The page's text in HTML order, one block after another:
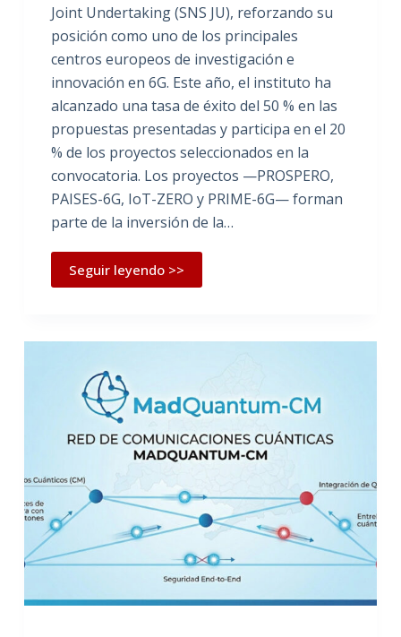
Joint Undertaking (SNS JU), reforzando su
posición como uno de los principales
centros europeos de investigación e
innovación en 6G. Este año, el instituto ha
alcanzado una tasa de éxito del 50 % en las
propuestas presentadas y participa en el 20
% de los proyectos seleccionados en la
convocatoria. Los proyectos —PROSPERO,
PAISES-6G, IoT-ZERO y PRIME-6G— forman
parte de la inversión de la…
Seguir leyendo >>